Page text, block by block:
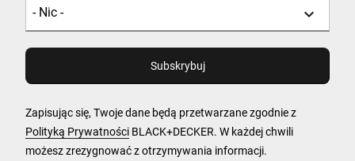
Zapisując się, Twoje dane będą przetwarzane zgodnie z
Polityką Prywatności BLACK+DECKER. W każdej chwili
możesz zrezygnować z otrzymywania informacji.